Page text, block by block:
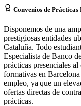
Convenios de
Disponemos de una
prestigiosas entidades
Cataluña. Todo
Especialista de Banco
prácticas presenciales
formativas en
empleo, ya que un
ofertas directas de
prácticas.